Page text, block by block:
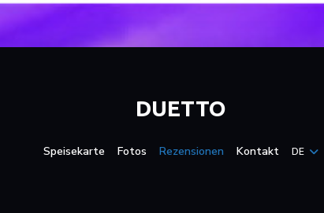
DUETTO
Speisekarte Fotos Rezensionen Kontakt DE